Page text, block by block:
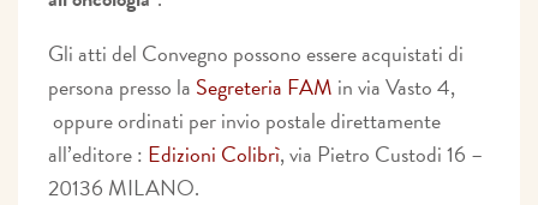
Gli atti del Convegno possono essere acquistati di
persona presso la Segreteria FAM in via Vasto 4,
oppure ordinati per invio postale direttamente
all’editore : Edizioni Colibrì, via Pietro Custodi 16 –
20136 MILANO.